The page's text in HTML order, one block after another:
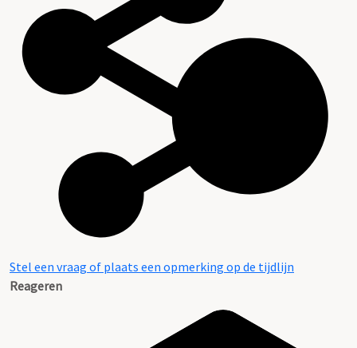
Stel een vraag of plaats een opmerking op de tijdlijn
Reageren